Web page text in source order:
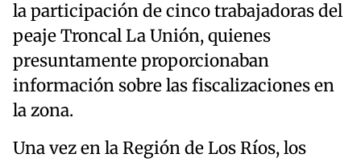
la participación de cinco trabajadoras del
peaje Troncal La Unión, quienes
presuntamente proporcionaban
información sobre las fiscalizaciones en
la zona.
Una vez en la Región de Los Ríos, los